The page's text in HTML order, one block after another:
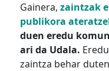
Gainera,zaintzak
publikora
duen eredu
ari da Udala.
zaintza behar